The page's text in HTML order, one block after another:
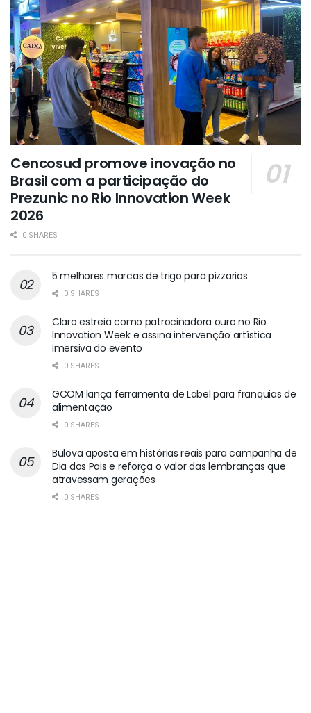
Cencosud promove inovação no
Brasil com a participação do
Prezunic no Rio Innovation Week
2026
0 SHARES
5 melhores marcas de trigo para pizzarias
0 SHARES
Claro estreia como patrocinadora ouro no Rio
Innovation Week e assina intervenção artística
imersiva do evento
0 SHARES
GCOM lança ferramenta de Label para franquias de
alimentação
0 SHARES
Bulova aposta em histórias reais para campanha de
Dia dos Pais e reforça o valor das lembranças que
atravessam gerações
0 SHARES